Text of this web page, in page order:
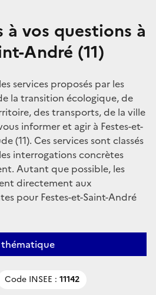
à vos questions à
André (11)
services proposés par les
la transition écologique, de
des transports, de la ville
informer et agir à Festes-et-
(11). Ces services sont classés
interrogations concrètes
Autant que possible, les
directement aux
pour Festes-et-Saint-André
thématique
Code INSEE : 11142